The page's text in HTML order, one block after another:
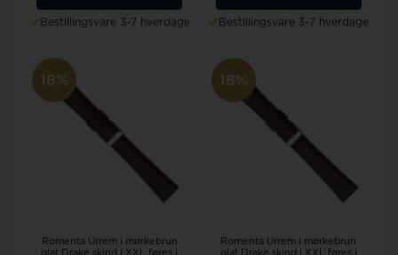
Bestillingsvare 3-7 hverdage Bestillingsvare 3-7 hverdage
18%
Romenta Urrem i mørkebrun
18%
Romenta Urrem i mørkebrun